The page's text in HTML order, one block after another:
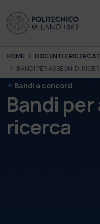
You are here:
HOME DOCENTI E
BANDI PER ASSEGNI DI
Bandi e concorsi
Bandi
ricerca